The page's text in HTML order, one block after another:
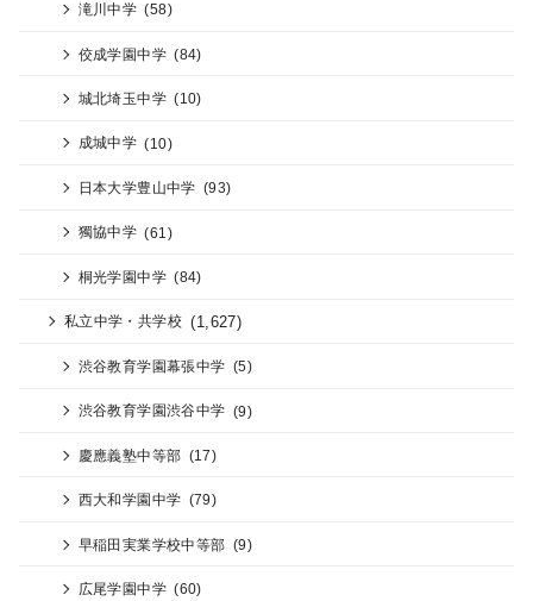
滝川中学 (58)
佼成学園中学 (84)
城北埼玉中学 (10)
成城中学 (10)
日本大学豊山中学 (93)
獨協中学 (61)
桐光学園中学 (84)
私立中学・共学校 (1,627)
渋谷教育学園幕張中学 (5)
渋谷教育学園渋谷中学 (9)
慶應義塾中等部 (17)
西大和学園中学 (79)
早稲田実業学校中等部 (9)
広尾学園中学 (60)